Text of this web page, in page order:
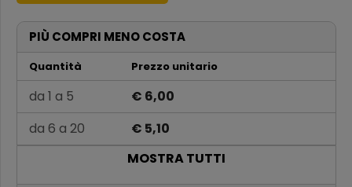
PIÙ COMPRI MENO COSTA
Quantità Prezzo unitario
da 1 a 5
€ 6,00
da 6 a 20
€ 5,10
€ 4,26
MOSTRA TUTTI